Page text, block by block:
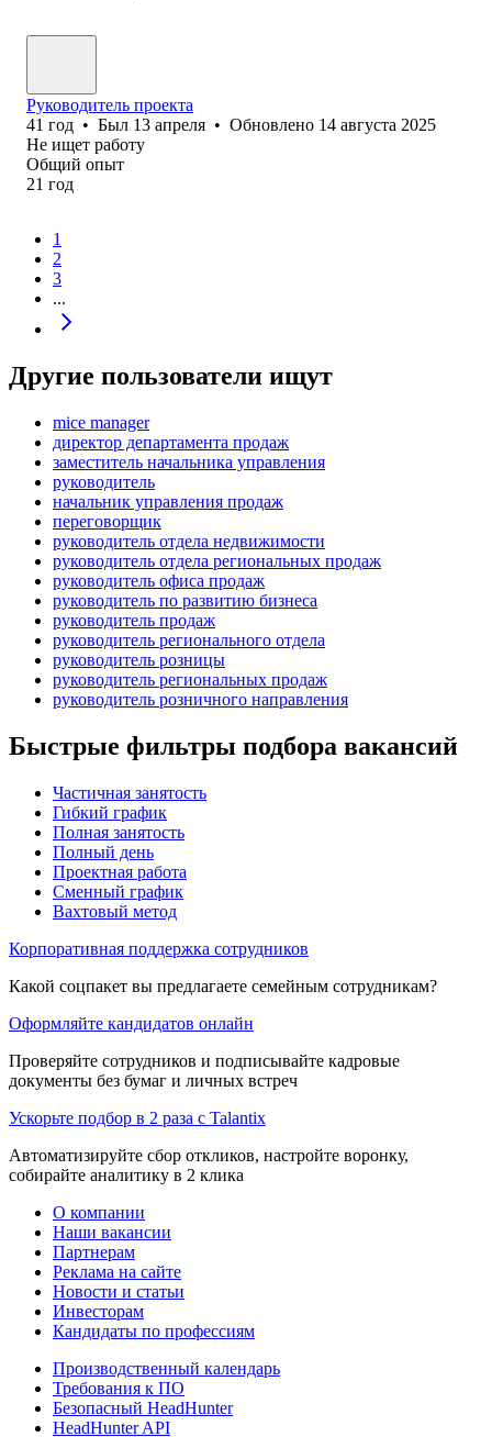
Руководитель проекта
41 год • Был 13 апреля • Обновлено 14 августа 2025
Не ищет работу
Общий опыт
21 год
1
2
3
...
Другие пользователи ищут
mice manager
директор департамента продаж
заместитель начальника управления
руководитель
начальник управления продаж
переговорщик
руководитель отдела недвижимости
руководитель отдела региональных продаж
руководитель офиса продаж
руководитель по развитию бизнеса
руководитель продаж
руководитель регионального отдела
руководитель розницы
руководитель региональных продаж
руководитель розничного направления
Быстрые фильтры подбора вакансий
Частичная занятость
Гибкий график
Полная занятость
Полный день
Проектная работа
Сменный график
Вахтовый метод
Корпоративная поддержка сотрудников
Какой соцпакет вы предлагаете семейным сотрудникам?
Оформляйте кандидатов онлайн
Проверяйте сотрудников и подписывайте кадровые
документы без бумаг и личных встреч
Ускорьте подбор в 2 раза с Talantix
Автоматизируйте сбор откликов, настройте воронку,
собирайте аналитику в 2 клика
О компании
Наши вакансии
Партнерам
Реклама на сайте
Новости и статьи
Инвесторам
Кандидаты по профессиям
Производственный календарь
Требования к ПО
Безопасный HeadHunter
HeadHunter API